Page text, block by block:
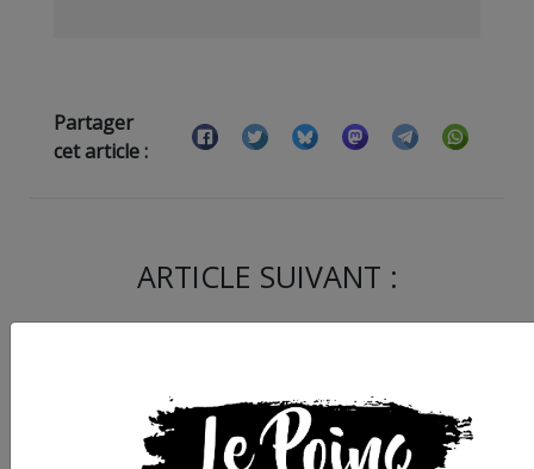
Partager
cet article :
ARTICLE SUIVANT :